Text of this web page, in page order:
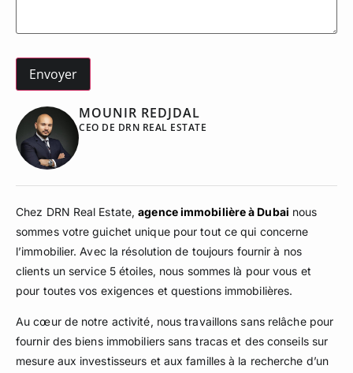
MOUNIR REDJDAL
CEO DE DRN REAL ESTATE
Chez DRN Real Estate,agence immobilière à Dubai nous
sommes votre guichet unique pour tout ce qui concerne
l’immobilier. Avec la résolution de toujours fournir à nos
clients un service 5 étoiles, nous sommes là pour vous et
pour toutes vos exigences et questions immobilières.
Au cœur de notre activité, nous travaillons sans relâche pour
fournir des biens immobiliers sans tracas et des conseils sur
mesure aux investisseurs et aux familles à la recherche d’un